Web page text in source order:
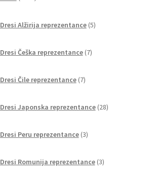
izdelkov
Dresi Alžirija reprezentance 5izdelkov
Dresi Češka reprezentance 7izdelkov
Dresi Čile reprezentance 7izdelkov
Dresi Japonska reprezentance 28izdelkov
Dresi Peru reprezentance 3izdelki
Dresi Romunija reprezentance 3izdelki